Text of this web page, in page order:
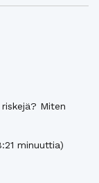
Miten
minuuttia)